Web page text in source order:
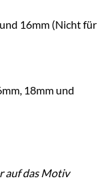
16mm (Nicht für
18mm und
auf das Motiv